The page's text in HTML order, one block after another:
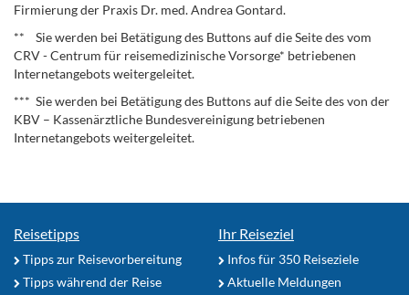
Firmierung der Praxis Dr. med. Andrea Gontard.
** Sie werden bei Betätigung des Buttons auf die Seite des vom
CRV - Centrum für reisemedizinische Vorsorge* betriebenen
Internetangebots weitergeleitet.
*** Sie werden bei Betätigung des Buttons auf die Seite des von der
KBV – Kassenärztliche Bundesvereinigung betriebenen
Internetangebots weitergeleitet.
Reisetipps
Tipps zur Reisevorbereitung
Tipps während der Reise
Ihr Reiseziel
Infos für 350 Reiseziele
Aktuelle Meldungen